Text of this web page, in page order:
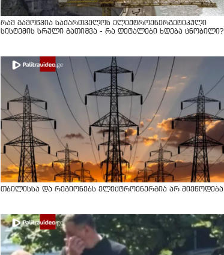
რამ გამოწვია საქართველოს ელექტროენერგეტიკული
სისტემის სრული გათიშვა - რა დეტალები ხდება ცნობილი?
თბილისსა და რეგიონებს ელექტროენერგია არ მიეწოდება